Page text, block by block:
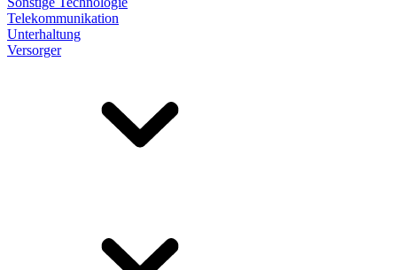
Telekommunikation
Unterhaltung
Versorger